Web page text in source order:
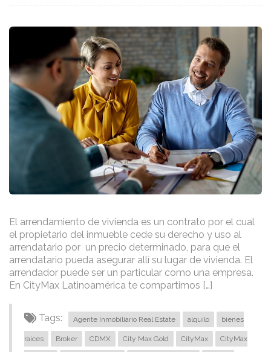
El arrendamiento de vivienda es un contrato por el cual
el propietario del inmueble cede su derecho y uso al
arrendatario por un precio determinado, para que el
arrendatario pueda asegurar allí su lugar de vivienda. El
arrendador puede ser un particular como una empresa.
En CityMax Latinoamérica te compartimos […]
Tags: Agente Inmobiliario Real Estate alquilo bienes
raices Broker CDMX City Max Gold CityMax CityMax